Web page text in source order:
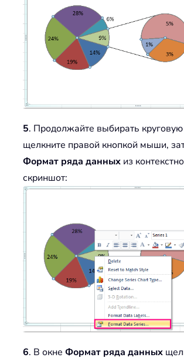
5. Продолжайте выбирать
щелкните правой кнопкой мыши,
Формат ряда данных из
скриншот:
6. В окне Формат ряда данных